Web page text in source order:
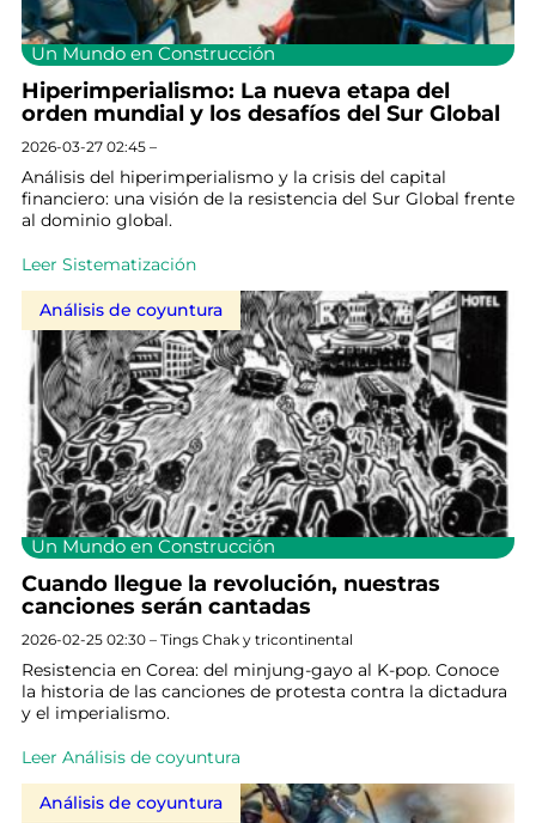
Un Mundo en Construcción
Hiperimperialismo: La nueva etapa del
orden mundial y los desafíos del Sur Global
2026-03-27 02:45 –
Análisis del hiperimperialismo y la crisis del capital
financiero: una visión de la resistencia del Sur Global frente
al dominio global.
Leer Sistematización
Análisis de coyuntura
Un Mundo en Construcción
Cuando llegue la revolución, nuestras
canciones serán cantadas
2026-02-25 02:30 – Tings Chak y tricontinental
Resistencia en Corea: del minjung-gayo al K-pop. Conoce
la historia de las canciones de protesta contra la dictadura
y el imperialismo.
Leer Análisis de coyuntura
Análisis de coyuntura